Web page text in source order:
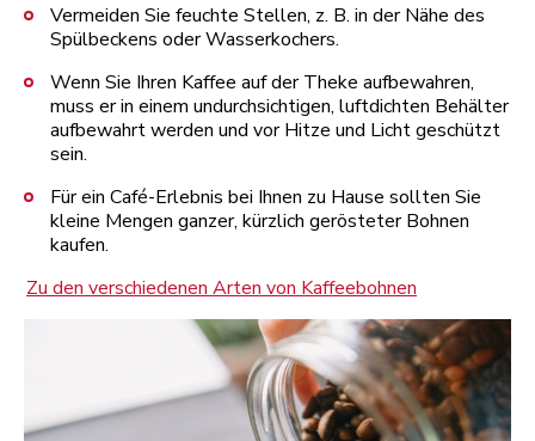
Vermeiden Sie feuchte Stellen, z. B. in der Nähe des
Spülbeckens oder Wasserkochers.
Wenn Sie Ihren Kaffee auf der Theke aufbewahren,
muss er in einem undurchsichtigen, luftdichten Behälter
aufbewahrt werden und vor Hitze und Licht geschützt
sein.
Für ein Café-Erlebnis bei Ihnen zu Hause sollten Sie
kleine Mengen ganzer, kürzlich gerösteter Bohnen
kaufen.
Zu den verschiedenen Arten von Kaffeebohnen